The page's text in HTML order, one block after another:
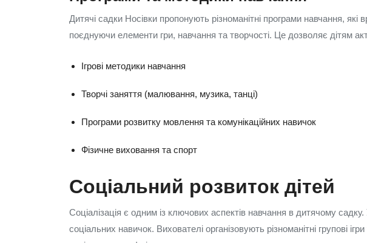
Дитячі садки Носівки пропонують різноманітні програми навчання, які
поєднуючи елементи гри, навчання та творчості. Це дозволяє дітям
Ігрові методики навчання
Творчі заняття (малювання, музика, танці)
Програми розвитку мовлення та комунікаційних навичок
Фізичне виховання та спорт
Соціальний розвиток дітей
Соціалізація є одним із ключових аспектів навчання в дитячому
соціальних навичок. Вихователі організовують різноманітні групові